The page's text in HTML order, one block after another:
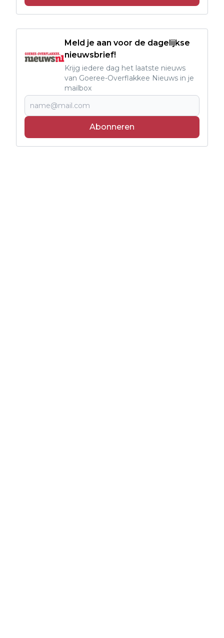
Meld je aan voor de dagelijkse
nieuwsbrief!
Krijg iedere dag het laatste nieuws
van Goeree-Overflakkee Nieuws in je
mailbox
Abonneren